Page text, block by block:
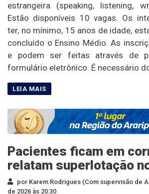
estrangeira (speaking, listening,
Estão disponíveis 10 vagas. Os
ter, no mínimo, 15 anos de idade,
concluído o Ensino Médio. As
e podem ser feitas através de
formulário eletrônico. É necessário
Pacientes ficam em
relatam superlotação
por Karem Rodrigues (Com supervisão de
de 2026 às 20:30